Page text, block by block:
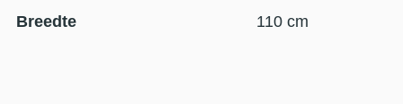
Breedte
110 cm